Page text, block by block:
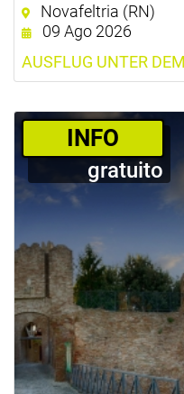
Novafeltria (RN)
09 Ago 2026
AUSFLUG UNTER
­INFO
gratuito